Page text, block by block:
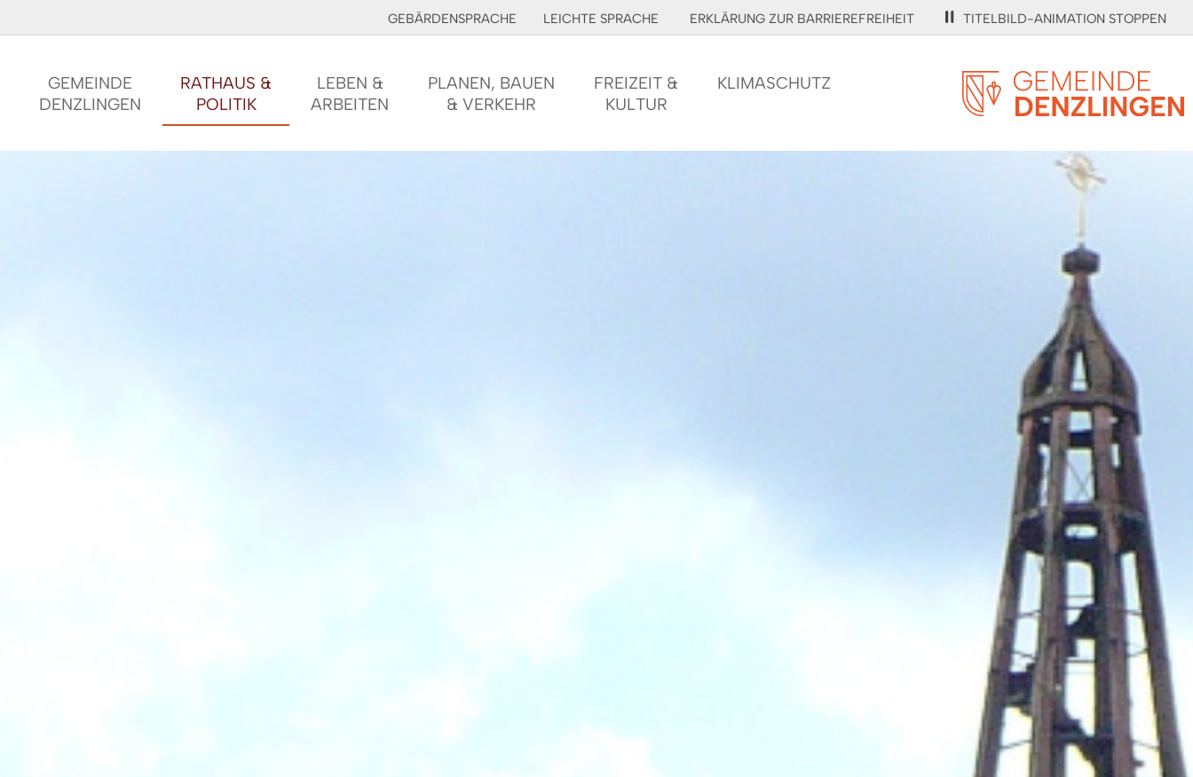
GEBÄRDENSPRACHE LEICHTE SPRACHE ERKLÄRUNG ZUR BARRIEREFREIHEIT TITELBILD-ANIMATION STOPPEN
GEMEINDE
DENZLINGEN
RATHAUS &
POLITIK
LEBEN &
ARBEITEN
PLANEN, BAUEN
& VERKEHR
FREIZEIT &
KULTUR
KLIMASCHUTZ